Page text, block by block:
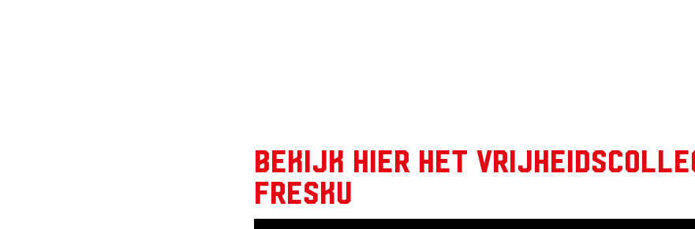
Bekijk hier het
Fresku